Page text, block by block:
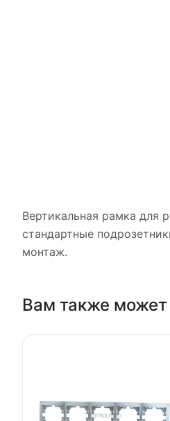
Вертикальная рамка для
стандартные
монтаж.
Вам также может